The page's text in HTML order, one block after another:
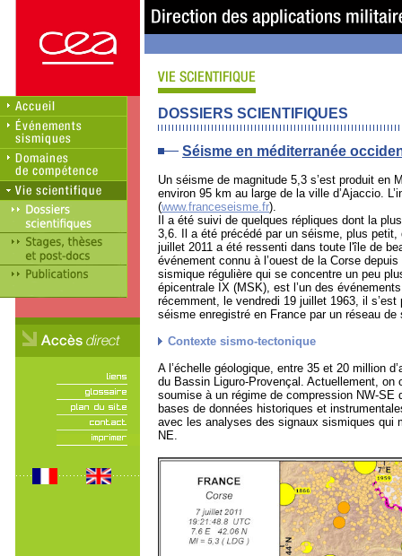
DOSSIERS SCIENTIFIQUES
Séisme en méditerranée
Un séisme de magnitude 5,3 s’est produit en
environ 95 km au large de la ville d’Ajaccio.
(www.franceseisme.fr).
Il a été suivi de quelques répliques dont la
3,6. Il a été précédé par un séisme, plus
juillet 2011 a été ressenti dans toute l'île de
événement connu à l’ouest de la Corse
sismique régulière qui se concentre un peu
épicentrale IX (MSK), est l’un des
récemment, le vendredi 19 juillet 1963, il
séisme enregistré en France par un réseau de
Contexte sismo-tectonique
A l’échelle géologique, entre 35 et 20 million
du Bassin Liguro-Provençal. Actuellement, on
soumise à un régime de compression NW-
bases de données historiques et
avec les analyses des signaux sismiques qui
NE.